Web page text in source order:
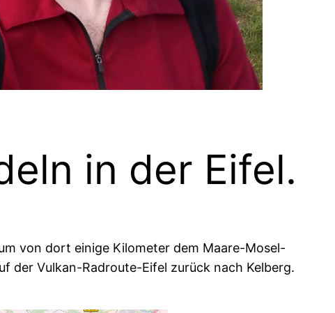
in der Eifel.
von dort einige Kilometer dem Maare-Mosel-
der Vulkan-Radroute-Eifel zurück nach Kelberg.